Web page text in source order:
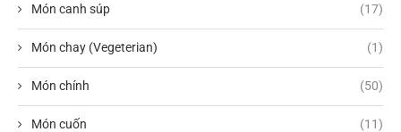
Món canh súp (17)
Món chay (Vegeterian) (1)
Món chính (50)
Món cuốn (11)